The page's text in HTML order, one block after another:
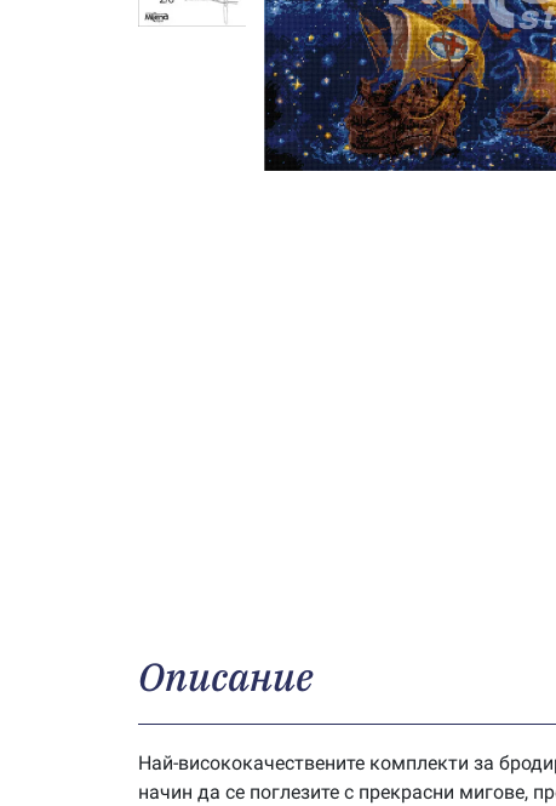
Описание
Най-висококачествените комплекти за
начин да се поглезите с прекрасни мигове,